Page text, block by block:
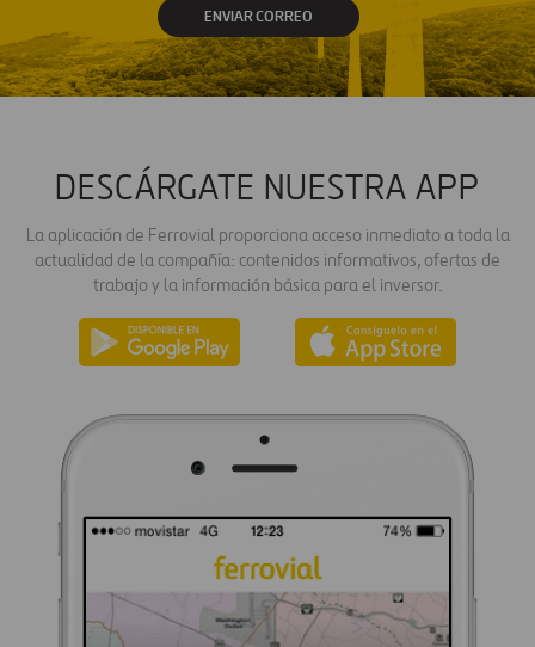
ENVIAR CORREO
DESCÁRGATE NUESTRA APP
La aplicación de Ferrovial proporciona acceso inmediato a toda la
actualidad de la compañía: contenidos informativos, ofertas de
trabajo y la información básica para el inversor.